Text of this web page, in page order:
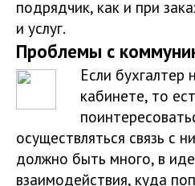
подрядчик, как и при
и услуг.
Проблемы с
Если бухгалтер
кабинете, то
осуществляться связь с
должно быть много, в
взаимодействия, куда